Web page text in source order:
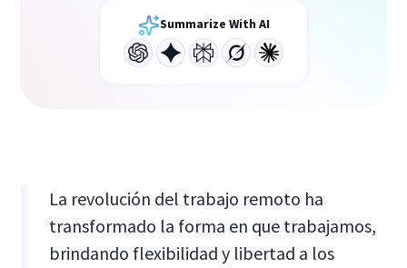
Summarize With AI
La revolución del trabajo remoto ha
transformado la forma en que trabajamos,
brindando flexibilidad y libertad a los